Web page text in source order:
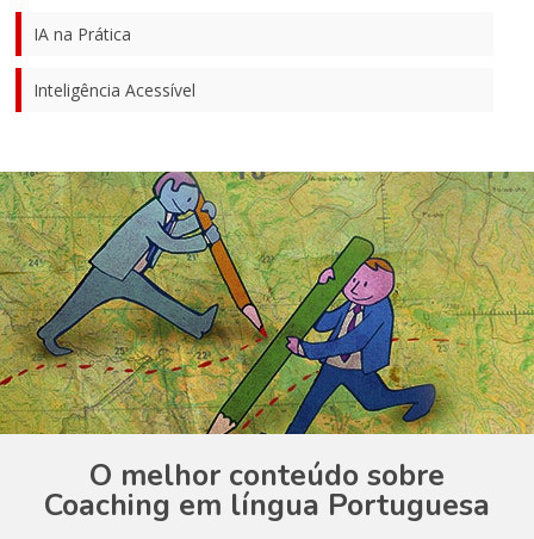
IA na Prática
Inteligência Acessível
O melhor conteúdo sobre
Coaching em língua Portuguesa